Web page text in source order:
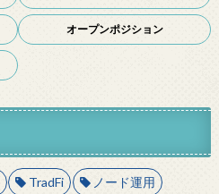
オープンポジション
TradFi ノード運用